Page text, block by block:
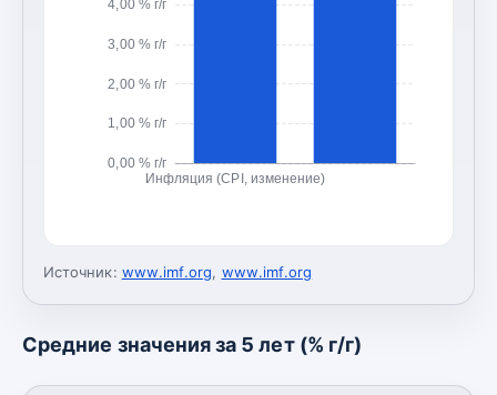
0,00 % г/г
1,00 % г/г
2,00 % г/г
3,00 % г/г
4,00 % г/г
Инфляция (CPI, изменение)
Источник: www.imf.org, www.imf.org
Средние значения за 5 лет (% г/г)